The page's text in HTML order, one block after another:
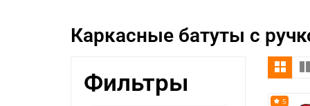
Каркасные батуты с
5
Фильтры